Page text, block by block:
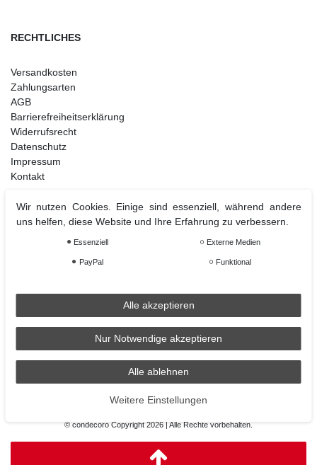
RECHTLICHES
Versandkosten
Zahlungsarten
AGB
Barrierefreiheitserklärung
Widerrufsrecht
Datenschutz
Impressum
Kontakt
Christbaumschmuck
Christbaumkugel
Räder Lichthaus
© condecoro Copyright 2026 | Alle Rechte vorbehalten.
Wir nutzen Cookies. Einige sind essenziell, während andere
uns helfen, diese Website und Ihre Erfahrung zu verbessern.
Essenziell Externe Medien
PayPal Funktional
Alle akzeptieren
Nur Notwendige akzeptieren
Alle ablehnen
Weitere Einstellungen